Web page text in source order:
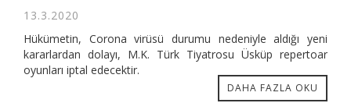
13.3.2020
Hükümetin, Corona virüsü durumu nedeniyle aldığı yeni
kararlardan dolayı, M.K. Türk Tiyatrosu Üsküp repertoar
oyunları iptal edecektir.
DAHA FAZLA OKU